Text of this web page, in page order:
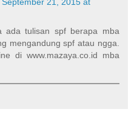
ada tulisan spf berapa mba
mengandung spf atau ngga.
di www.mazaya.co.id mba